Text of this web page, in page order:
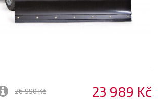
26 990 Kč 23 989 Kč